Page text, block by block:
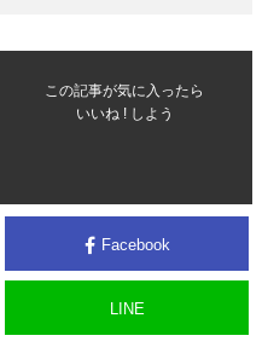
この記事が気に入ったら
いいね ! しよう
Facebook
LINE